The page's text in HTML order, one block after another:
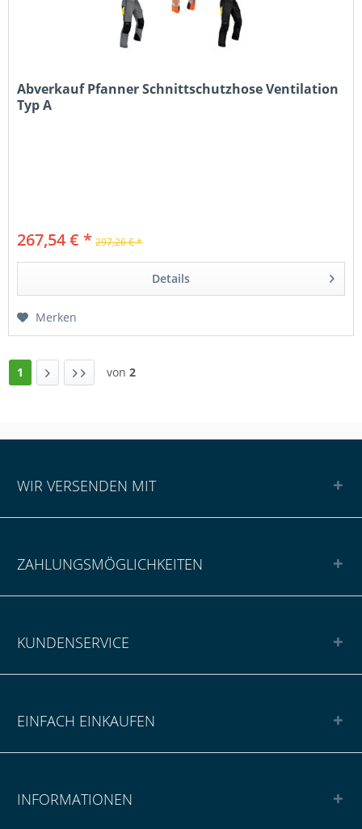
Abverkauf Pfanner Schnittschutzhose Ventilation
Typ A
267,54 € * 297,26 € *
Details
Merken
1 von 2
WIR VERSENDEN MIT
ZAHLUNGSMÖGLICHKEITEN
KUNDENSERVICE
EINFACH EINKAUFEN
INFORMATIONEN